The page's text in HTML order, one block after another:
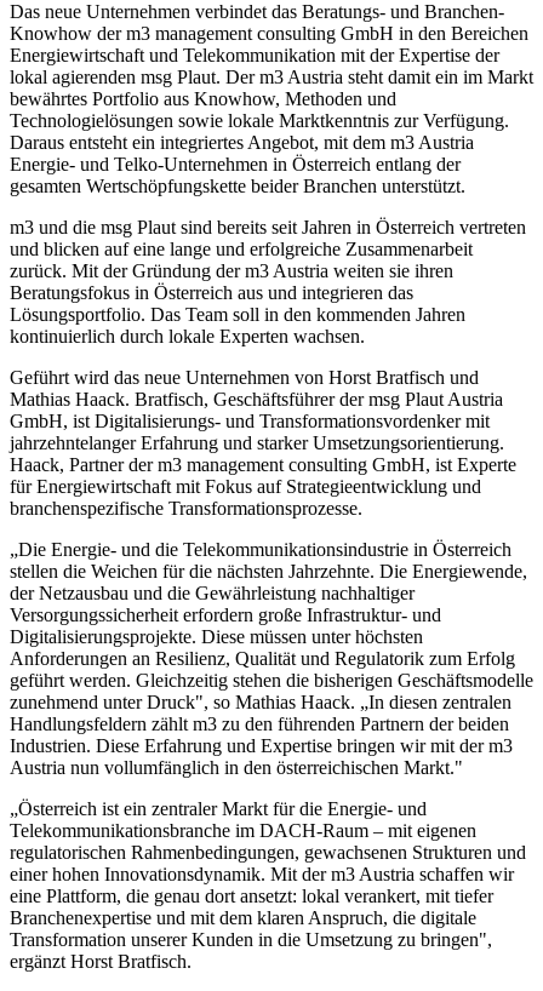
Das neue Unternehmen verbindet das Beratungs- und Branchen-
Knowhow der m3 management consulting GmbH in den Bereichen
Energiewirtschaft und Telekommunikation mit der Expertise der
lokal agierenden msg Plaut. Der m3 Austria steht damit ein im Markt
bewährtes Portfolio aus Knowhow, Methoden und
Technologielösungen sowie lokale Marktkenntnis zur Verfügung.
Daraus entsteht ein integriertes Angebot, mit dem m3 Austria
Energie- und Telko-Unternehmen in Österreich entlang der
gesamten Wertschöpfungskette beider Branchen unterstützt.
m3 und die msg Plaut sind bereits seit Jahren in Österreich vertreten
und blicken auf eine lange und erfolgreiche Zusammenarbeit
zurück. Mit der Gründung der m3 Austria weiten sie ihren
Beratungsfokus in Österreich aus und integrieren das
Lösungsportfolio. Das Team soll in den kommenden Jahren
kontinuierlich durch lokale Experten wachsen.
Geführt wird das neue Unternehmen von Horst Bratfisch und
Mathias Haack. Bratfisch, Geschäftsführer der msg Plaut Austria
GmbH, ist Digitalisierungs- und Transformationsvordenker mit
jahrzehntelanger Erfahrung und starker Umsetzungsorientierung.
Haack, Partner der m3 management consulting GmbH, ist Experte
für Energiewirtschaft mit Fokus auf Strategieentwicklung und
branchenspezifische Transformationsprozesse.
„Die Energie- und die Telekommunikationsindustrie in Österreich
stellen die Weichen für die nächsten Jahrzehnte. Die Energiewende,
der Netzausbau und die Gewährleistung nachhaltiger
Versorgungssicherheit erfordern große Infrastruktur- und
Digitalisierungsprojekte. Diese müssen unter höchsten
Anforderungen an Resilienz, Qualität und Regulatorik zum Erfolg
geführt werden. Gleichzeitig stehen die bisherigen Geschäftsmodelle
zunehmend unter Druck", so Mathias Haack. „In diesen zentralen
Handlungsfeldern zählt m3 zu den führenden Partnern der beiden
Industrien. Diese Erfahrung und Expertise bringen wir mit der m3
Austria nun vollumfänglich in den österreichischen Markt."
„Österreich ist ein zentraler Markt für die Energie- und
Telekommunikationsbranche im DACH-Raum – mit eigenen
regulatorischen Rahmenbedingungen, gewachsenen Strukturen und
einer hohen Innovationsdynamik. Mit der m3 Austria schaffen wir
eine Plattform, die genau dort ansetzt: lokal verankert, mit tiefer
Branchenexpertise und mit dem klaren Anspruch, die digitale
Transformation unserer Kunden in die Umsetzung zu bringen",
ergänzt Horst Bratfisch.